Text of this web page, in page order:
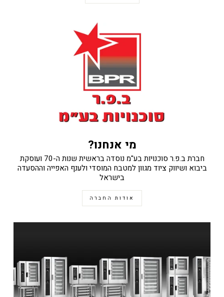
מי אנחנו?
חברת ב.פ.ר סוכנויות בע"מ נוסדה בראשית שנות ה-70 ועוסקת
ביבוא ושיווק ציוד מגוון למטבח המוסדי ולענף האפייה וההסעדה
בישראל
אודות החברה